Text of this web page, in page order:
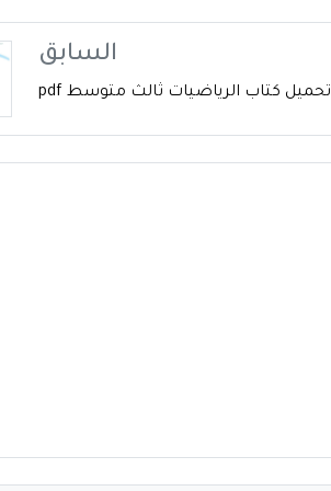
السابق
تحميل كتاب الرياضيات ثالث متوسط pdf